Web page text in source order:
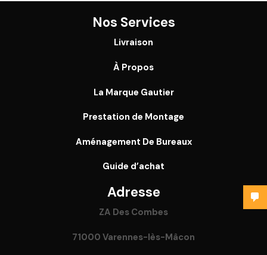
Nos Services
Livraison
À Propos
La Marque Gautier
Prestation de Montage
Aménagement De Bureaux
Guide d’achat
Adresse
ZA Des Combes
71000 Varennes-lès-Mâcon